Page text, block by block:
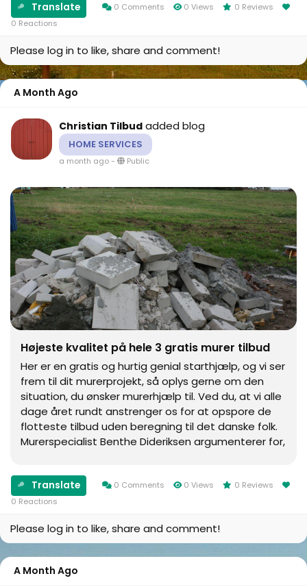
Translate 0 Comments 0 Views
0 Reviews
0 Reactions
Please log in to like, share and comment!
A Month Ago
Christian Tilbud added blog
HOME SERVICES
a month ago- Public
Højeste kvalitet på hele 3 gratis murer tilbud
Her er en gratis og hurtig genial starthjælp, og vi ser
frem til dit murerprojekt, så oplys gerne om den
situation, du ønsker murerhjælp til. Ved du, at vi alle
dage året rundt anstrenger os for at opspore de
flotteste tilbud uden beregning til det danske folk.
Murerspecialist Benthe Dideriksen argumenterer for,
Translate 0 Comments 0 Views
0 Reviews
0 Reactions
Please log in to like, share and comment!
A Month Ago